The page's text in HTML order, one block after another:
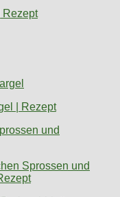
Rezept
| Rezept
Sprossen und